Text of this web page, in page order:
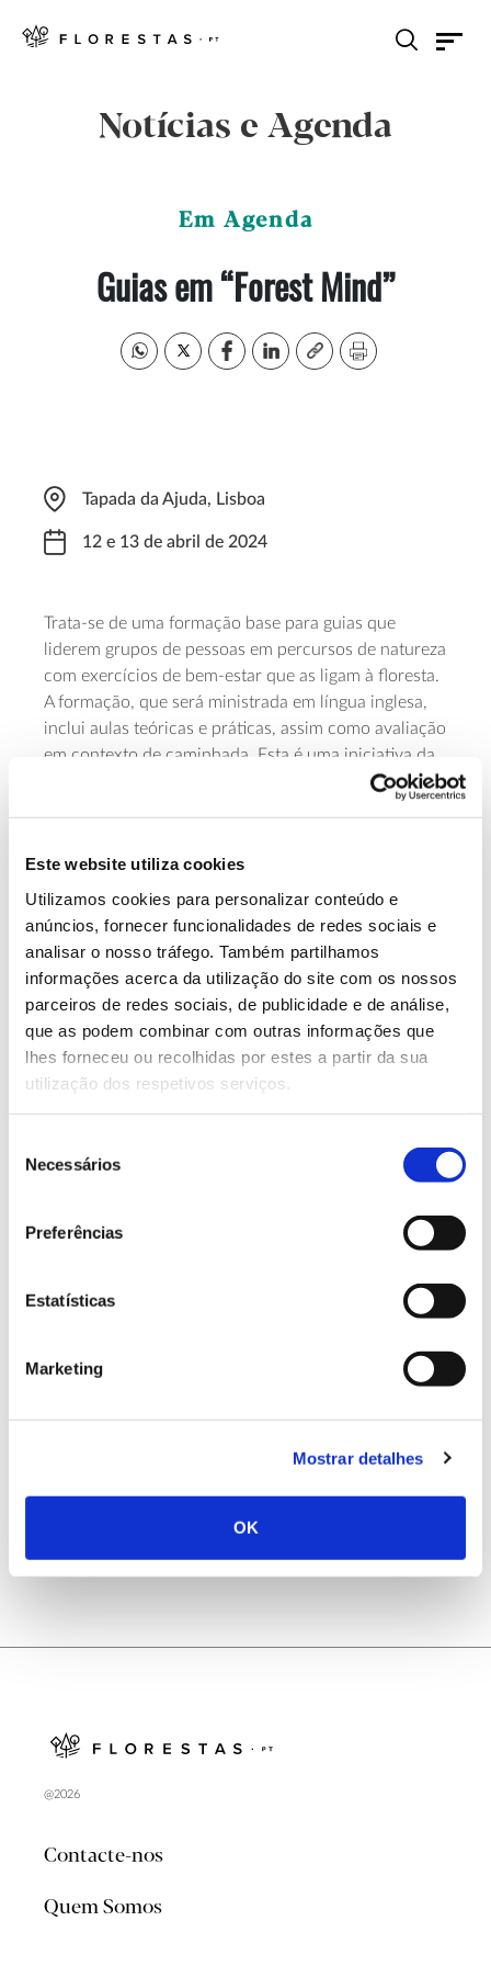
Este website utiliza cookies
Utilizamos cookies para personalizar conteúdo e
anúncios, fornecer funcionalidades de redes sociais e
analisar o nosso tráfego. Também partilhamos
informações acerca da utilização do site com os nossos
parceiros de redes sociais, de publicidade e de análise,
que as podem combinar com outras informações que
lhes forneceu ou recolhidas por estes a partir da sua
utilização dos respetivos serviços.
Necessários
Preferências
Estatísticas
Marketing
Mostrar detalhes
OK
Notícias e Agenda
Em Agenda
Guias em “Forest Mind”
Tapada da Ajuda, Lisboa
12 e 13 de abril de 2024
Trata-se de uma formação base para guias que
liderem grupos de pessoas em percursos de natureza
com exercícios de bem-estar que as ligam à floresta.
A formação, que será ministrada em língua inglesa,
inclui aulas teóricas e práticas, assim como avaliação
em contexto de caminhada. Esta é uma iniciativa da
Sociedade Portuguesa de Ciências Florestais (SPCF)
em colaboração com o Centro de Ecologia Aplicada
NatureMinded.
Saiba mais sobre esta Formação de Guias
em “Forest Mind”
13.07.2026
Genoma do priolo e de outras espécies em risco:
conhecer para conservar
Registar galhas de Trichi em acácia-das-espigas:
cidadãos chamados a ajudar
@2026
Contacte-nos
Quem Somos